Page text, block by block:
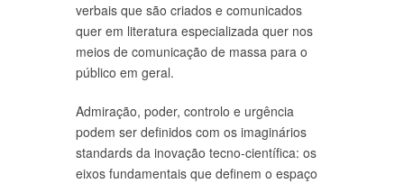
verbais que são criados e comunicados
quer em literatura especializada quer nos
meios de comunicação de massa para o
público em geral.
Admiração, poder, controlo e urgência
podem ser definidos com os imaginários
standards da inovação tecno-científica: os
eixos fundamentais que definem o espaço